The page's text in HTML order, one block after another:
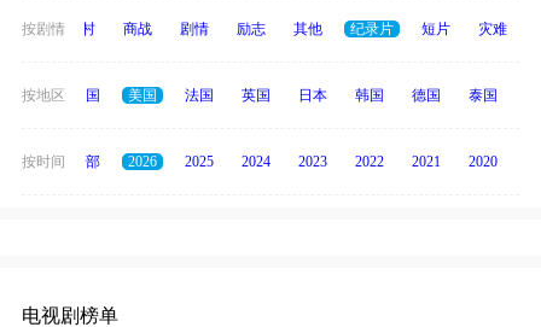
按剧情
历史 乡村 商战 剧情 励志 其他 纪录片 短片 灾难
按地区
全部 中国 美国 法国 英国 日本 韩国 德国 泰国
按时间 全部 2026 2025 2024 2023 2022 2021 2020
电视剧榜单